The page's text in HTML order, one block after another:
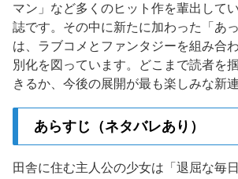
マン」など多くのヒット作を輩出して
誌です。その中に新たに加わった「あ
は、ラブコメとファンタジーを組み合
別化を図っています。どこまで読者を
きるか、今後の展開が最も楽しみな新
あらすじ（ネタバレあり）
田舎に住む主人公の少女は「退屈な毎